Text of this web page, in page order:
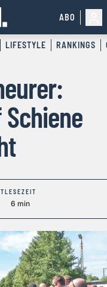
ABO
LIFESTYLE RANKINGS
LESEZEIT
6 min